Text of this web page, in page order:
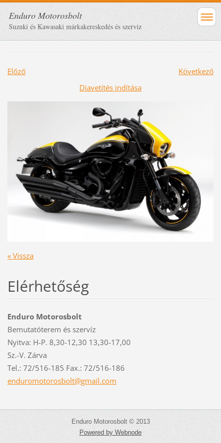
Enduro Motorosbolt
Suzuki és Kawasaki márkakereskedés és szerviz
Előző
Következő
Diavetítés indítása
« Vissza
Elérhetőség
Enduro Motorosbolt
Bemutatóterem és szervíz
Nyitva: H-P. 8,30-12,30 13,30-17,00
Sz.-V. Zárva
Tel.: 72/516-185 Fax.: 72/516-186
enduromotorosbolt@gmail.com
Enduro Motorosbolt © 2013
Powered by Webnode